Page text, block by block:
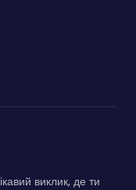
виклик, де ти